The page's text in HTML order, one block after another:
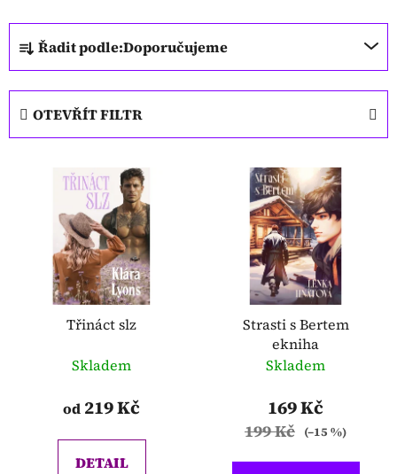
Ř
z
e
í
Řadit podle:Doporučujeme
OTEVŘÍT FILTR
Třináct slz
Skladem
od 219 Kč
DETAIL
Strasti s Bertem
ekniha
Skladem
169 Kč
199 Kč (–15 %)